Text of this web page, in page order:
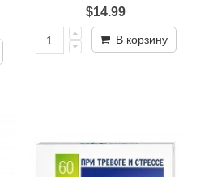
$14.99
В корзину